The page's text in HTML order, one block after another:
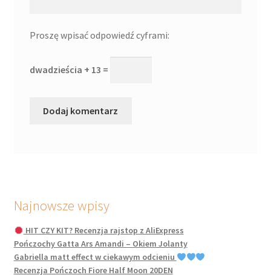
Proszę wpisać odpowiedź cyframi:
dwadzieścia + 13 =
Najnowsze wpisy
HIT CZY KIT? Recenzja rajstop z AliExpress
Pończochy Gatta Ars Amandi – Okiem Jolanty
Gabriella matt effect w ciekawym odcieniu
Recenzja Pończoch Fiore Half Moon 20DEN